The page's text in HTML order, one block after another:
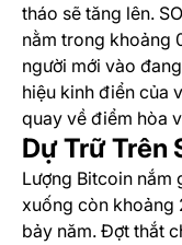
tháo sẽ tăng lên.
nằm trong khoảng
người mới vào
hiệu kinh điển của
quay về điểm hòa
Dự Trữ Trên
Lượng Bitcoin nắm
xuống còn khoảng
bảy năm. Đợt thắt